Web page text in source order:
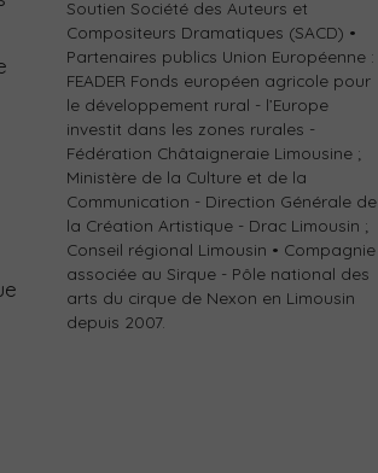
Soutien Société des Auteurs et
Compositeurs Dramatiques (SACD) •
Partenaires publics Union Européenne :
FEADER Fonds européen agricole pour
le développement rural - l’Europe
investit dans les zones rurales -
Fédération Châtaigneraie Limousine ;
Ministère de la Culture et de la
Communication - Direction Générale de
la Création Artistique - Drac Limousin ;
Conseil régional Limousin • Compagnie
associée au Sirque - Pôle national des
arts du cirque de Nexon en Limousin
depuis 2007.